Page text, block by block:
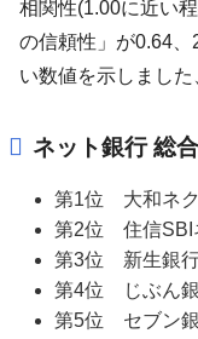
相関性(1.00に近い
の信頼性」が0.64
い数値を示しました
ネット銀行 総
第1位 大和ネ
第2位 住信SBI
第3位 新生銀
第4位 じぶん
第5位 セブン